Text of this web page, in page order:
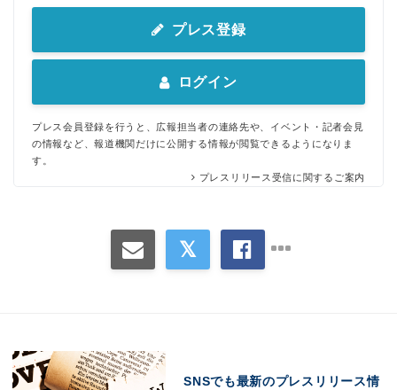
プレス登録
ログイン
プレス会員登録を行うと、広報担当者の連絡先や、イベント・記者会見
の情報など、報道機関だけに公開する情報が閲覧できるようになりま
す。
プレスリリース受信に関するご案内
SNSでも最新のプレスリリース情